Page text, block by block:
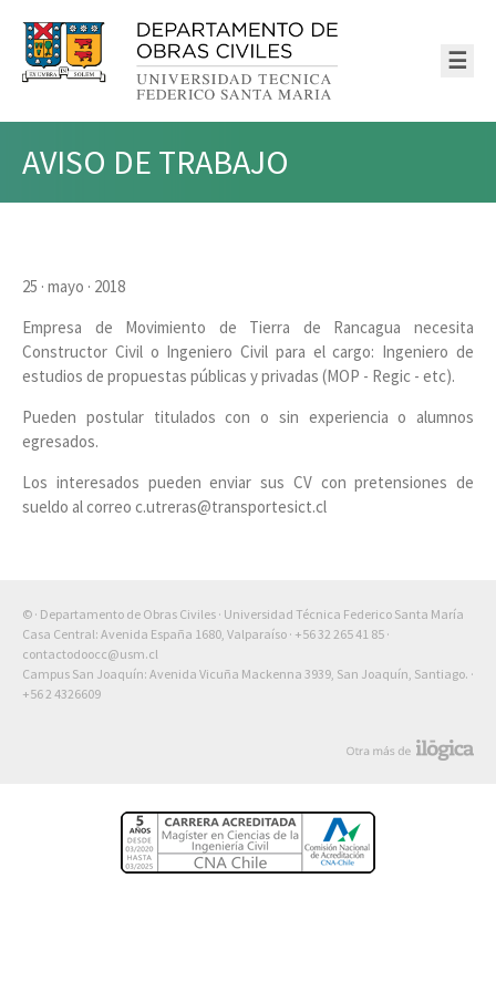
☰
AVISO DE TRABAJO
25 · mayo · 2018
Empresa de Movimiento de Tierra de Rancagua necesita
Constructor Civil o Ingeniero Civil para el cargo: Ingeniero de
estudios de propuestas públicas y privadas (MOP - Regic - etc).
Pueden postular titulados con o sin experiencia o alumnos
egresados.
Los interesados pueden enviar sus CV con pretensiones de
sueldo al correo c.utreras@transportesict.cl
© · Departamento de Obras Civiles · Universidad Técnica Federico Santa María
Casa Central: Avenida España 1680, Valparaíso · +56 32 265 41 85 ·
contactodoocc@usm.cl
Campus San Joaquín: Avenida Vicuña Mackenna 3939, San Joaquín, Santiago. ·
+56 2 4326609